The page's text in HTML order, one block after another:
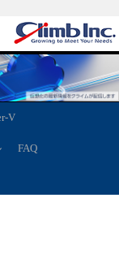
V
FAQ